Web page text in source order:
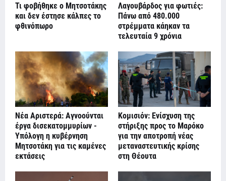
Τι φοβήθηκε ο Μητσοτάκης
και δεν έστησε κάλπες το
φθινόπωρο
Λαγουβάρδος για φωτιές:
Πάνω από 480.000
στρέμματα κάηκαν τα
τελευταία 9 χρόνια
Νέα Αριστερά: Αγνοούνται
έργα δισεκατομμυρίων -
Υπόλογη η κυβέρνηση
Μητσοτάκη για τις καμένες
εκτάσεις
Κομισιόν: Ενίσχυση της
στήριξης προς το Μαρόκο
για την αποτροπή νέας
μεταναστευτικής κρίσης
στη Θέουτα